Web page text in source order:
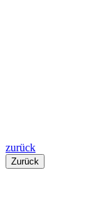
zurück
Zurück